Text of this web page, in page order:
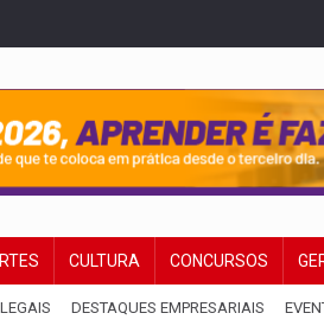
CULTURA CONCURSOS
DESTAQUES EMPRESARIAIS